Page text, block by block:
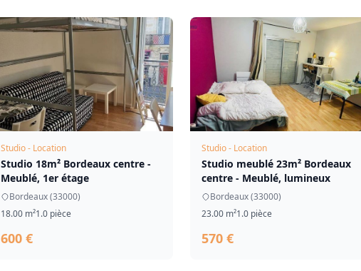
Studio - Location
Studio 18m² Bordeaux centre -
Meublé, 1er étage
Bordeaux (33000)
18.00 m²1.0 pièce
600 €
Studio - Location
Studio meublé 23m² Bordeaux
centre - Meublé, lumineux
Bordeaux (33000)
23.00 m²1.0 pièce
570 €